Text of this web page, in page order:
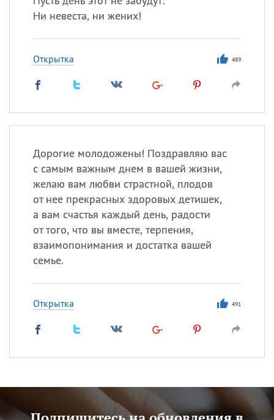
Ни невеста, ни жених!
Открытка 489
Дорогие молодожены! Поздравляю вас
с самым важным днем в вашей жизни,
желаю вам любви страстной, плодов
от нее прекрасных здоровых детишек,
а вам счастья каждый день, радости
от того, что вы вместе, терпения,
взаимопонимания и достатка вашей
семье.
Открытка 491